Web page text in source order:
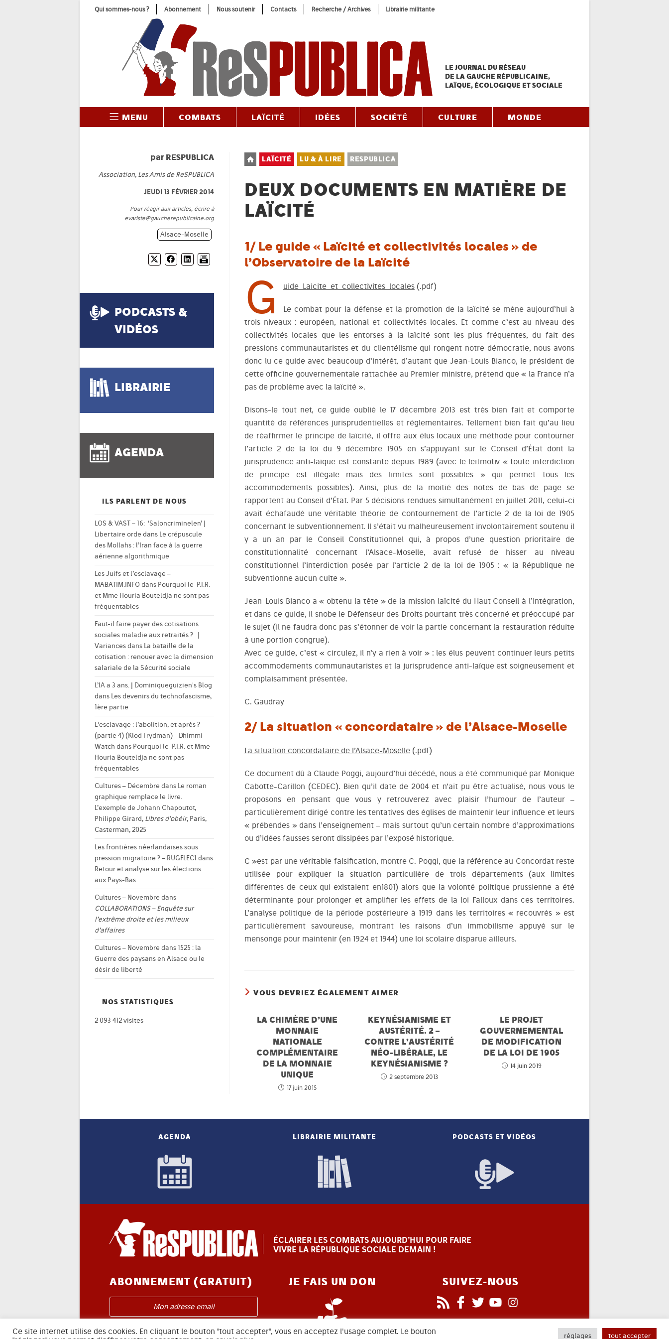
Qui sommes-nous ? Abonnement Nous soutenir Contacts Recherche / Archives Librairie militante
LE JOURNAL DU RÉSEAU
DE LA GAUCHE RÉPUBLICAINE,
LAÏQUE, ÉCOLOGIQUE ET SOCIALE
MENU COMBATS LAÏCITÉ IDÉES SOCIÉTÉ CULTURE MONDE
Post
category:
LAÏCITÉ LU & À LIRE RESPUBLICA
DEUX DOCUMENTS EN MATIÈRE DE
LAÏCITÉ
1/ Le guide « Laïcité et collectivités locales » de
l’Observatoire de la Laïcité
G uide_Laicite_et_collectivites_locales(.pdf)
Le combat pour la défense et la promotion de la laïcité se mène aujourd’hui à
trois niveaux : européen, national et collectivités locales. Et comme c’est au niveau des
collectivités locales que les entorses à la laïcité sont les plus fréquentes, du fait des
pressions communautaristes et du clientélisme qui rongent notre démocratie, nous avons
donc lu ce guide avec beaucoup d’intérêt, d’autant que Jean-Louis Bianco, le président de
cette officine gouvernementale rattachée au Premier ministre, prétend que « la France n’a
pas de problème avec la laïcité ».
Disons-le tout net, ce guide oublié le 17 décembre 2013 est très bien fait et comporte
quantité de références jurisprudentielles et réglementaires. Tellement bien fait qu’au lieu
de réaffirmer le principe de laïcité, il offre aux élus locaux une méthode pour contourner
l’article 2 de la loi du 9 décembre 1905 en s’appuyant sur le Conseil d’État dont la
jurisprudence anti-laïque est constante depuis 1989 (avec le leitmotiv « toute interdiction
de principe est illégale mais des limites sont possibles » qui permet tous les
accommodements possibles). Ainsi, plus de la moitié des notes de bas de page se
rapportent au Conseil d’État. Par 5 décisions rendues simultanément en juillet 2011, celui-ci
avait échafaudé une véritable théorie de contournement de l’article 2 de la loi de 1905
concernant le subventionnement. Il s’était vu malheureusement involontairement soutenu il
y a un an par le Conseil Constitutionnel qui, à propos d’une question prioritaire de
constitutionnalité concernant l’Alsace-Moselle, avait refusé de hisser au niveau
constitutionnel l’interdiction posée par l’article 2 de la loi de 1905 : « la République ne
subventionne aucun culte ».
Jean-Louis Bianco a « obtenu la tête » de la mission laïcité du Haut Conseil à l’Intégration,
et dans ce guide, il snobe le Défenseur des Droits pourtant très concerné et préoccupé par
le sujet (il ne faudra donc pas s’étonner de voir la partie concernant la restauration réduite
à une portion congrue).
Avec ce guide, c’est « circulez, il n’y a rien à voir » : les élus peuvent continuer leurs petits
accommodements communautaristes et la jurisprudence anti-laïque est soigneusement et
complaisamment présentée.
C. Gaudray
2/ La situation « concordataire » de l’Alsace-Moselle
La situation concordataire de l’Alsace-Moselle(.pdf)
Ce document dû à Claude Poggi, aujourd’hui décédé, nous a été communiqué par Monique
Cabotte-Carillon (CEDEC). Bien qu’il date de 2004 et n’ait pu être actualisé, nous vous le
proposons en pensant que vous y retrouverez avec plaisir l’humour de l’auteur –
particulièrement dirigé contre les tentatives des églises de maintenir leur influence et leurs
« prébendes » dans l’enseignement – mais surtout qu’un certain nombre d’approximations
ou d’idées fausses seront dissipées par l’exposé historique.
C »est par une véritable falsification, montre C. Poggi, que la référence au Concordat reste
utilisée pour expliquer la situation particulière de trois départements (aux limites
différentes de ceux qui existaient en1801) alors que la volonté politique prussienne a été
déterminante pour prolonger et amplifier les effets de la loi Falloux dans ces territoires.
L’analyse politique de la période postérieure à 1919 dans les territoires « recouvrés » est
particulièrement savoureuse, montrant les raisons d’un immobilisme appuyé sur le
mensonge pour maintenir (en 1924 et 1944) une loi scolaire disparue ailleurs.
VOUS DEVRIEZ ÉGALEMENT AIMER
LA CHIMÈRE D’UNE
MONNAIE
NATIONALE
COMPLÉMENTAIRE
DE LA MONNAIE
UNIQUE
17 juin 2015
KEYNÉSIANISME ET
AUSTÉRITÉ. 2 –
CONTRE L’AUSTÉRITÉ
NÉO-LIBÉRALE, LE
KEYNÉSIANISME ?
2 septembre 2013
LE PROJET
GOUVERNEMENTAL
DE MODIFICATION
DE LA LOI DE 1905
14 juin 2019
par RESPUBLICA
Association, Les Amis de ReSPUBLICA
JEUDI 13 FÉVRIER 2014
Pour réagir aux articles, écrire à
evariste@gaucherepublicaine.org
Alsace-Moselle
PODCASTS &
VIDÉOS
LIBRAIRIE
AGENDA
ILS PARLENT DE NOUS
LOS & VAST – 16: ‘Saloncriminelen’ |
Libertaire orde dans Le crépuscule
des Mollahs : l’Iran face à la guerre
aérienne algorithmique
Les Juifs et l’esclavage –
MABATIM.INFO dans Pourquoi le P.I.R.
et Mme Houria Bouteldja ne sont pas
fréquentables
Faut-il faire payer des cotisations
sociales maladie aux retraités ? |
Variancesdans La bataille de la
cotisation : renouer avec la dimension
salariale de la Sécurité sociale
L’IA a 3 ans. | Dominiqueguizien's Blog
dans Les devenirs du technofascisme,
1ère partie
L'esclavage : l’abolition, et après ?
(partie 4) (Klod Frydman) - Dhimmi
Watch dans Pourquoi le P.I.R. et Mme
Houria Bouteldja ne sont pas
fréquentables
Cultures – Décembre dans Le roman
graphique remplace le livre.
L’exemple de Johann Chapoutot,
Philippe Girard, Libres d’obéir, Paris,
Casterman, 2025
Les frontières néerlandaises sous
pression migratoire ? – RUGFLEC1 dans
Retour et analyse sur les élections
aux Pays-Bas
Cultures – Novembre dans
COLLABORATIONS – Enquête sur
l’extrême droite et les milieux
d’affaires
Cultures – Novembre dans 1525 : la
Guerre des paysans en Alsace ou le
désir de liberté
NOS STATISTIQUES
2 093 412 visites
AGENDA LIBRAIRIE MILITANTE PODCASTS ET VIDÉOS
ÉCLAIRER LES COMBATS AUJOURD’HUI POUR FAIRE
VIVRE LA RÉPUBLIQUE SOCIALE DEMAIN !
ABONNEMENT (GRATUIT) JE FAIS UN DON SUIVEZ-NOUS
Ce site internet utilise des cookies. En cliquant le bouton "tout accepter", vous en acceptez l'usage complet. Le bouton
réglages tout accepter